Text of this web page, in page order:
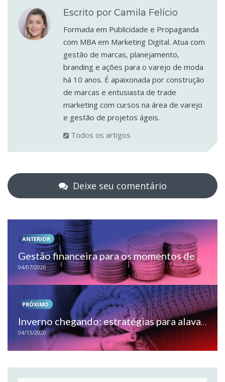
Escrito por Camila Felício
Formada em Publicidade e Propaganda
com MBA em Marketing Digital. Atua com
gestão de marcas, planejamento,
branding e ações para o varejo de moda
há 10 anos. É apaixonada por construção
de marcas e entusiasta de trade
marketing com cursos na área de varejo
e gestão de projetos ágeis.
Todos os artigos
Deixe seu comentário
ANTERIOR
Gestão financeira para os momentos de crise
04/07/2020
PRÓXIMO
Inverno chegando: estratégias para alavancar as vendas
04/13/2020